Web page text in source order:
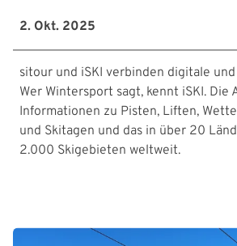
2. Okt. 2025
sitour und iSKI verbinden digitale
Wer Wintersport sagt, kennt iSKI.
Informationen zu Pisten, Liften,
und Skitagen und das in über 20
2.000 Skigebieten weltweit.